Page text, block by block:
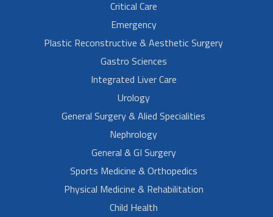
Critical Care
Emergency
Plastic Reconstructive & Aesthetic Surgery
Gastro Sciences
Integrated Liver Care
Urology
General Surgery & Alied Specialities
Nephrology
General & GI Surgery
Sports Medicine & Orthopedics
Physical Medicine & Rehabilitation
Child Health